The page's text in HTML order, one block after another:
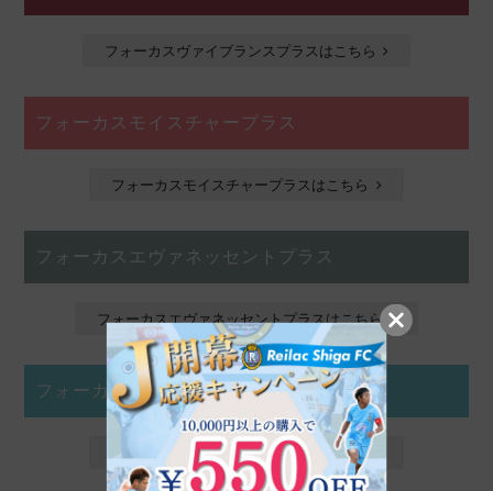
フォーカスヴァイブランスプラスはこちら
フォーカスモイスチャープラス
フォーカスモイスチャープラスはこちら
フォーカスエヴァネッセントプラス
フォーカスエヴァネッセントプラスはこちら
フォーカスクリアスキンプラス
フォーカスクリアスキンプラスはこちら